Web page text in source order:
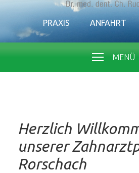
PRAXIS ANFAHRT
MENÜ
Herzlich
unserer
Rorschach